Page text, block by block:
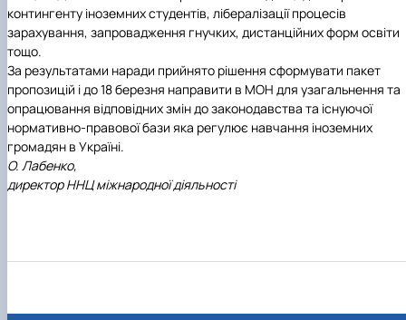
контингенту іноземних студентів, лібералізації процесів
зарахування, запровадження гнучких, дистанційних форм освіти
тощо.
За результатами наради прийнято рішення сформувати пакет
пропозицій і до 18 березня направити в МОН для узагальнення та
опрацювання відповідних змін до законодавства та існуючої
нормативно-правової бази яка регулює навчання іноземних
громадян в Україні.
О. Лабенко,
директор ННЦ міжнародної діяльності